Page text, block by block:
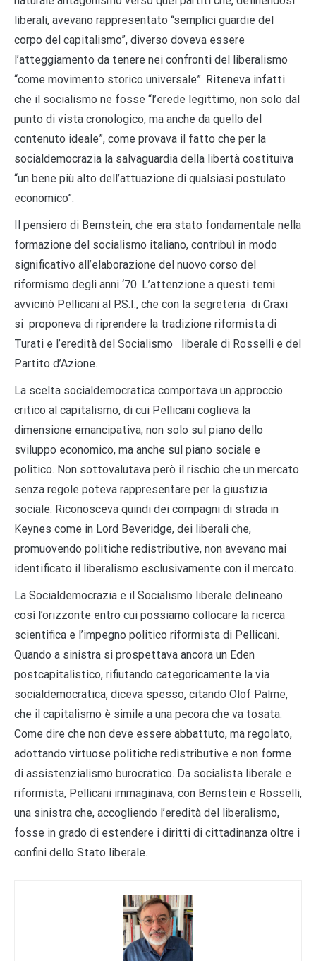
liberali, avevano rappresentato “semplici guardie del
corpo del capitalismo”, diverso doveva essere
l’atteggiamento da tenere nei confronti del liberalismo
“come movimento storico universale”. Riteneva infatti
che il socialismo ne fosse “l’erede legittimo, non solo dal
punto di vista cronologico, ma anche da quello del
contenuto ideale”, come provava il fatto che per la
socialdemocrazia la salvaguardia della libertà costituiva
“un bene più alto dell’attuazione di qualsiasi postulato
economico”.
Il pensiero di Bernstein, che era stato fondamentale nella
formazione del socialismo italiano, contribuì in modo
significativo all’elaborazione del nuovo corso del
riformismo degli anni ‘70. L’attenzione a questi temi
avvicinò Pellicani al P.S.I., che con la segreteria di Craxi
si proponeva di riprendere la tradizione riformista di
Turati e l’eredità del Socialismo liberale di Rosselli e del
Partito d’Azione.
La scelta socialdemocratica comportava un approccio
critico al capitalismo, di cui Pellicani coglieva la
dimensione emancipativa, non solo sul piano dello
sviluppo economico, ma anche sul piano sociale e
politico. Non sottovalutava però il rischio che un mercato
senza regole poteva rappresentare per la giustizia
sociale. Riconosceva quindi dei compagni di strada in
Keynes come in Lord Beveridge, dei liberali che,
promuovendo politiche redistributive, non avevano mai
identificato il liberalismo esclusivamente con il mercato.
La Socialdemocrazia e il Socialismo liberale delineano
così l’orizzonte entro cui possiamo collocare la ricerca
scientifica e l’impegno politico riformista di Pellicani.
Quando a sinistra si prospettava ancora un Eden
postcapitalistico, rifiutando categoricamente la via
socialdemocratica, diceva spesso, citando Olof Palme,
che il capitalismo è simile a una pecora che va tosata.
Come dire che non deve essere abbattuto, ma regolato,
adottando virtuose politiche redistributive e non forme
di assistenzialismo burocratico. Da socialista liberale e
riformista, Pellicani immaginava, con Bernstein e Rosselli,
una sinistra che, accogliendo l’eredità del liberalismo,
fosse in grado di estendere i diritti di cittadinanza oltre i
confini dello Stato liberale.